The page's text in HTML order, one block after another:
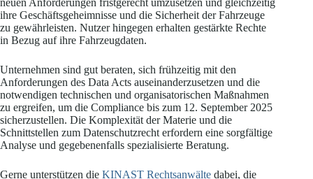
neuen Anforderungen fristgerecht umzusetzen und gleichzeitig
ihre Geschäftsgeheimnisse und die Sicherheit der Fahrzeuge
zu gewährleisten. Nutzer hingegen erhalten gestärkte Rechte
in Bezug auf ihre Fahrzeugdaten.
Unternehmen sind gut beraten, sich frühzeitig mit den
Anforderungen des Data Acts auseinanderzusetzen und die
notwendigen technischen und organisatorischen Maßnahmen
zu ergreifen, um die Compliance bis zum 12. September 2025
sicherzustellen. Die Komplexität der Materie und die
Schnittstellen zum Datenschutzrecht erfordern eine sorgfältige
Analyse und gegebenenfalls spezialisierte Beratung.
Gerne unterstützen die KINAST Rechtsanwälte dabei, die